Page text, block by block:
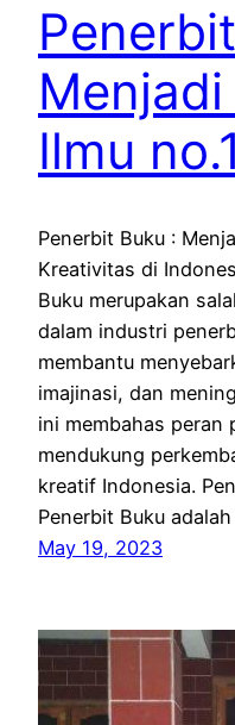
Ilmu no.1
Penerbit Buku :
Kreativitas di
Buku merupakan
dalam industri
membantu
imajinasi, dan
ini membahas peran
mendukung
kreatif Indonesia.
Penerbit Buku
May 19, 2023